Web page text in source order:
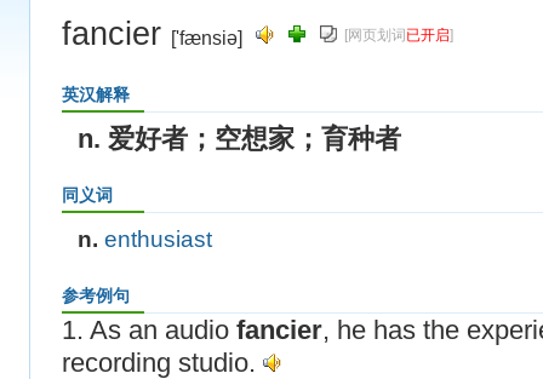
fancier ['fænsiə] [网页划词 已开启]
英汉解释
n. 爱好者；空想家；育种者
同义词
n. enthusiast
参考例句
1. As an audio fancier, he has the
recording studio.